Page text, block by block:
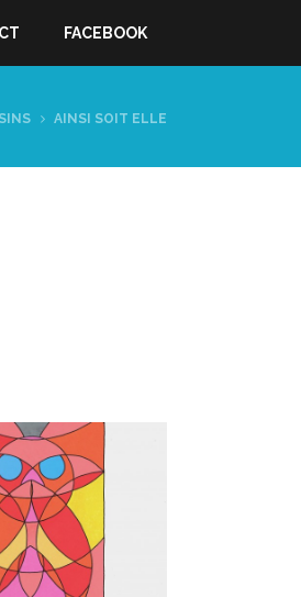
FACEBOOK
AINSI SOIT ELLE